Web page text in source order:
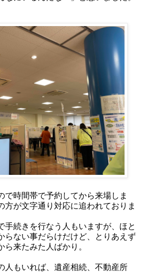
で時間帯で予約してから来場しま
方が文字通り対応に追われておりま
手続きを行なう人もいますが、ほと
らない事だらけだけど、とりあえず
来たみた人ばかり。
人もいれば、遺産相続、不動産所